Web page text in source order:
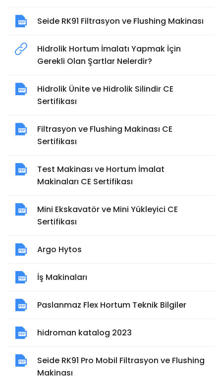
Seide RK91 Filtrasyon ve Flushing Makinası
Hidrolik Hortum İmalatı Yapmak İçin
Gerekli Olan Şartlar Nelerdir?
Hidrolik Ünite ve Hidrolik Silindir CE
Sertifikası
Filtrasyon ve Flushing Makinası CE
Sertifikası
Test Makinası ve Hortum İmalat
Makinaları CE Sertifikası
Mini Ekskavatör ve Mini Yükleyici CE
Sertifikası
Argo Hytos
İş Makinaları
Paslanmaz Flex Hortum Teknik Bilgiler
hidroman katalog 2023
Seide RK91 Pro Mobil Filtrasyon ve Flushing
Makinası